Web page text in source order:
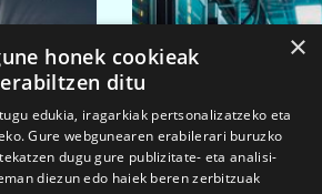
×
honek cookieak
erabiltzen ditu
edukia, iragarkiak pertsonalizatzeko eta
Gure webgunearen erabilerari buruzko
dugu gure publizitate- eta analisi-
diezun edo haiek beren zerbitzuak